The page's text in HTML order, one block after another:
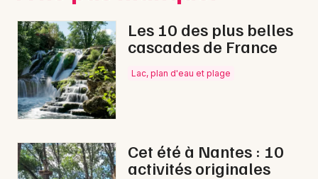
Les 10 des plus belles
cascades de France
Lac, plan d'eau et plage
Cet été à Nantes : 10
activités originales